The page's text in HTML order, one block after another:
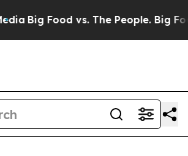
Big Food vs. The People. Big